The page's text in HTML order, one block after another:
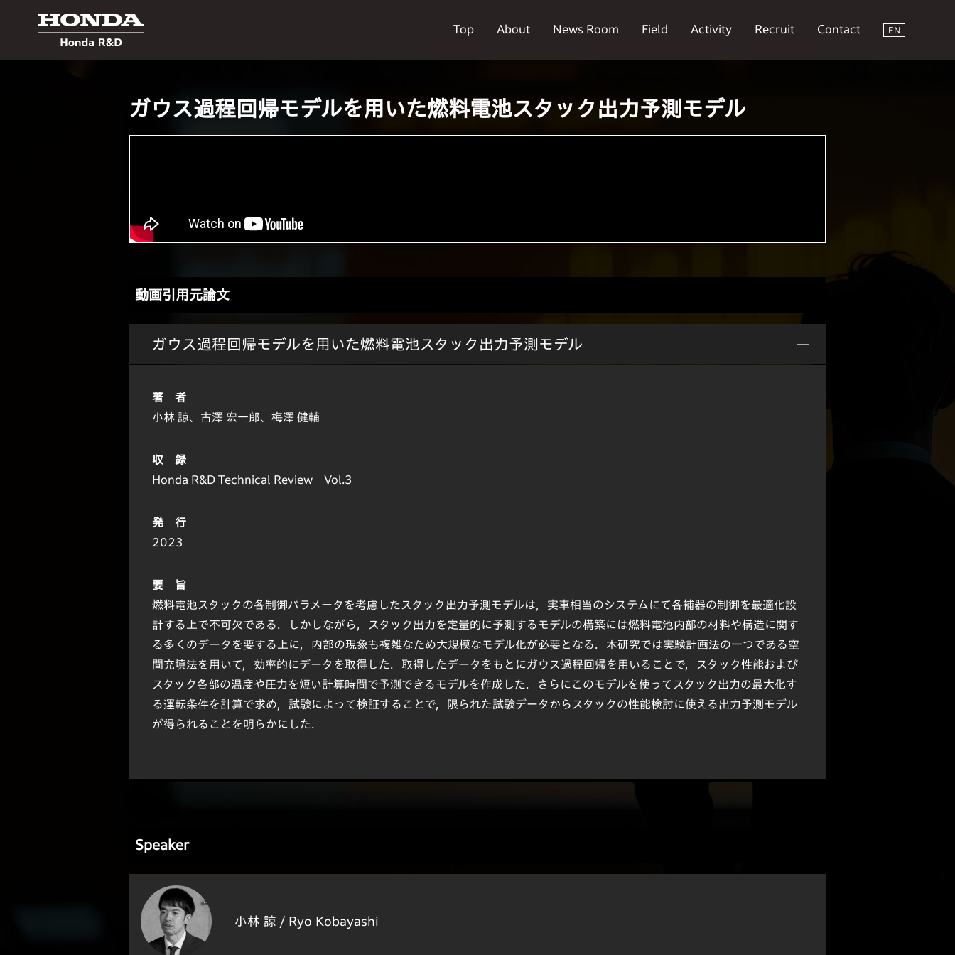
Top About News Room Field Activity Recruit Contact EN
ガウス過程回帰モデルを用いた燃料電池スタック出力予測モデル
動画引用元論文
ガウス過程回帰モデルを用いた燃料電池スタック出力予測モデル
著 者
小林 諒、古澤 宏一郎、梅澤 健輔
収 録
Honda R&D Technical Review Vol.3
発 行
2023
要 旨
燃料電池スタックの各制御パラメータを考慮したスタック出力予測モデルは，実車相当のシステムにて各補器の制御を最適化設
計する上で不可欠である．しかしながら，スタック出力を定量的に予測するモデルの構築には燃料電池内部の材料や構造に関す
る多くのデータを要する上に，内部の現象も複雑なため大規模なモデル化が必要となる．本研究では実験計画法の一つである空
間充填法を用いて，効率的にデータを取得した．取得したデータをもとにガウス過程回帰を用いることで，スタック性能および
スタック各部の温度や圧力を短い計算時間で予測できるモデルを作成した．さらにこのモデルを使ってスタック出力の最大化す
る運転条件を計算で求め，試験によって検証することで，限られた試験データからスタックの性能検討に使える出力予測モデル
が得られることを明らかにした．
Speaker
小林 諒 / Ryo Kobayashi